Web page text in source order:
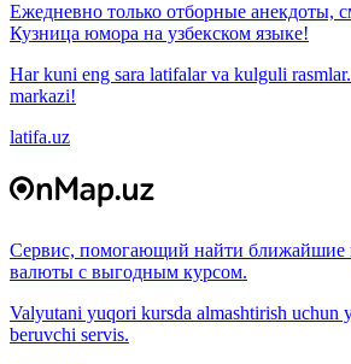
Ежедневно только отборные анекдоты,
Кузница юмора на узбекском языке!
Har kuni eng sara latifalar va kulguli
markazi!
latifa.uz
Сервис, помогающий найти ближайшие
валюты с выгодным курсом.
Valyutani yuqori kursda almashtirish uchun
beruvchi servis.